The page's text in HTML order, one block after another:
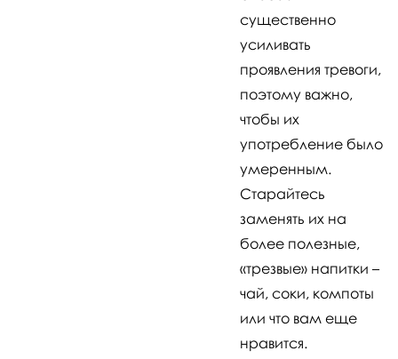
существенно
усиливать
проявления тревоги,
поэтому важно,
чтобы их
употребление было
умеренным.
Старайтесь
заменять их на
более полезные,
«трезвые» напитки –
чай, соки, компоты
или что вам еще
нравится.